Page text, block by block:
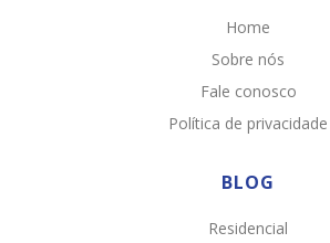
Home
Sobre nós
Fale conosco
Política de privacidade
BLOG
Residencial